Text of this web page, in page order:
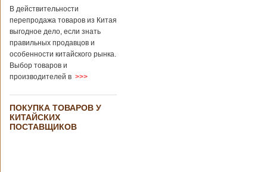
В действительности
перепродажа товаров из Китая
выгодное дело, если знать
правильных продавцов и
особенности китайского рынка.
Выбор товаров и
производителей в >>>
ПОКУПКА ТОВАРОВ У
КИТАЙСКИХ
ПОСТАВЩИКОВ